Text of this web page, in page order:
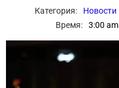
Категория: Новости
Время:
3:00 am